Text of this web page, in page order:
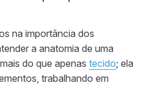
na importância dos
a anatomia de uma
do que apenas tecido; ela
trabalhando em